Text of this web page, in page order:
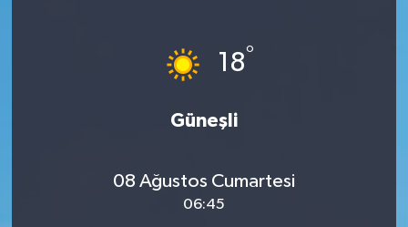
18°
Güneşli
08 Ağustos Cumartesi
06:45